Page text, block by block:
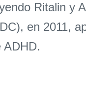
Ritalin y
en 2011,
ADHD.